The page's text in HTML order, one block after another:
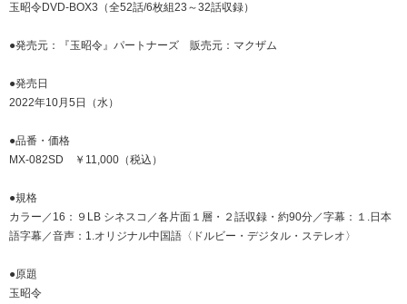
玉昭令DVD-BOX3（全52話/6枚組23～32話収録）
●発売元：『玉昭令』パートナーズ 販売元：マクザム
●発売日
2022年10月5日（水）
●品番・価格
MX-082SD ￥11,000（税込）
●規格
カラー／16：９LB シネスコ／各片面１層・２話収録・約90分／字幕：１.日本
語字幕／音声：1.オリジナル中国語〈ドルビー・デジタル・ステレオ〉
●原題
玉昭令